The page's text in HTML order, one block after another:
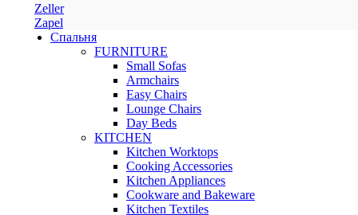
Zeller
Zapel
Спальня
FURNITURE
Small Sofas
Armchairs
Easy Chairs
Lounge Chairs
Day Beds
KITCHEN
Kitchen Worktops
Cooking Accessories
Kitchen Appliances
Cookware and Bakeware
Kitchen Textiles